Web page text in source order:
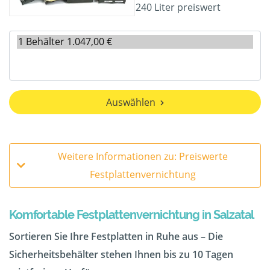
240 Liter preiswert
Auswählen
Weitere Informationen zu: Preiswerte
Festplattenvernichtung
Komfortable Festplattenvernichtung in Salzatal
Sortieren Sie Ihre Festplatten in Ruhe aus – Die
Sicherheitsbehälter stehen Ihnen bis zu 10 Tagen